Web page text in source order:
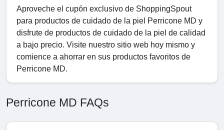
Aproveche el cupón exclusivo de ShoppingSpout
para productos de cuidado de la piel Perricone MD y
disfrute de productos de cuidado de la piel de calidad
a bajo precio. Visite nuestro sitio web hoy mismo y
comience a ahorrar en sus productos favoritos de
Perricone MD.
Perricone MD FAQs